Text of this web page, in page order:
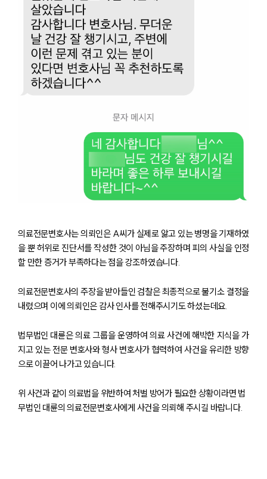
그룹소개
그룹소개
의료전문변호사는 의뢰인은 A씨가 실제로 앓고 있는 병명을 기재하였
을 뿐 허위로 진단서를 작성한 것이 아님을 주장하며 피의 사실을 인정
할 만한 증거가 부족하다는 점을 강조하였습니다.
의료전문변호사의 주장을 받아들인 검찰은 최종적으로 불기소 결정을
내렸으며 이에 의뢰인은 감사 인사를 전해주시기도 하셨는데요.
법무법인 대륜은 의료 그룹을 운영하여 의료 사건에 해박한 지식을 가
지고 있는 전문 변호사와 형사 변호사가 협력하여 사건을 유리한 방향
으로 이끌어 나가고 있습니다.
위 사건과 같이 의료법을 위반하여 처벌 방어가 필요한 상황이라면 법
무법인 대륜의 의료전문변호사에게 사건을 의뢰해 주시길 바랍니다.